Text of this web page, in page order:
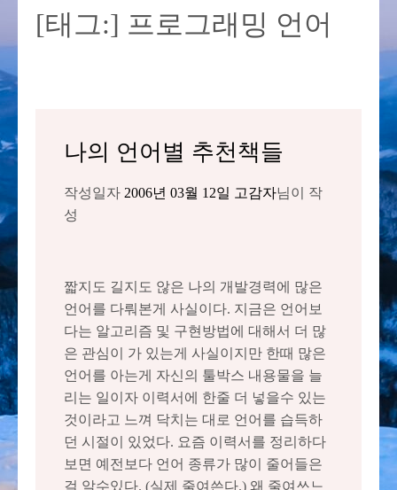
[태그:] 프로그래밍 언어
나의 언어별 추천책들
작성일자 2006년 03월 12일 고감자님이 작
성
짧지도 길지도 않은 나의 개발경력에 많은
언어를 다뤄본게 사실이다. 지금은 언어보
다는 알고리즘 및 구현방법에 대해서 더 많
은 관심이 가 있는게 사실이지만 한때 많은
언어를 아는게 자신의 툴박스 내용물을 늘
리는 일이자 이력서에 한줄 더 넣을수 있는
것이라고 느껴 닥치는 대로 언어를 습득하
던 시절이 있었다. 요즘 이력서를 정리하다
보면 예전보다 언어 종류가 많이 줄어들은
걸 알수있다. (실제 줄여쓴다.) 왜 줄여쓰느